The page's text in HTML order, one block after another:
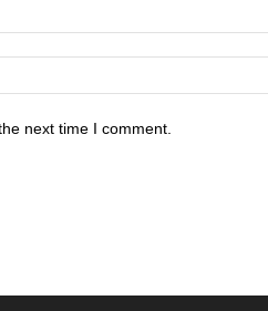
next time I comment.